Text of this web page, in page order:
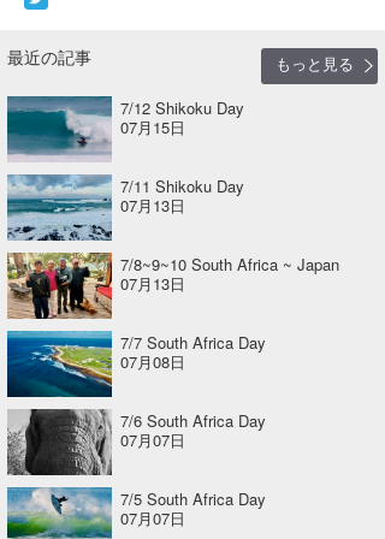
最近の記事
もっと見る
7/12 Shikoku Day
07月15日
7/11 Shikoku Day
07月13日
7/8~9~10 South Africa ~ Japan
07月13日
7/7 South Africa Day
07月08日
7/6 South Africa Day
07月07日
7/5 South Africa Day
07月07日